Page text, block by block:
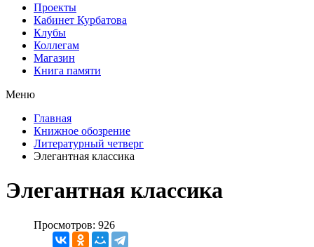
Проекты
Кабинет Курбатова
Клубы
Коллегам
Магазин
Книга памяти
Меню
Главная
Книжное обозрение
Литературный четверг
Элегантная классика
Элегантная классика
Просмотров: 926